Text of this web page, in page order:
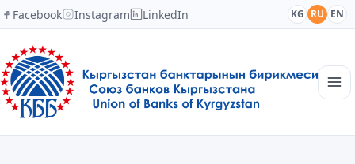
Facebook Instagram LinkedIn KG RU EN